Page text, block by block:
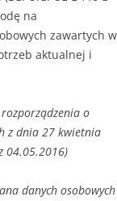
na
zawartych w
aktualnej i
o
z dnia 27 kwietnia
04.05.2016)
danych osobowych